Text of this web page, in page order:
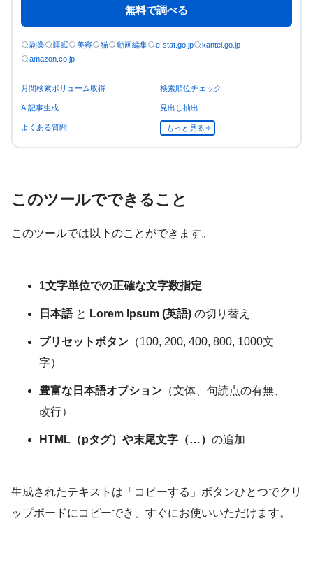
無料で調べる
副業 睡眠 美容 猫 動画編集 e-stat.go.jp
kantei.go.jp
amazon.co.jp
月間検索ボリューム取得 検索順位チェック
AI記事生成 見出し抽出
よくある質問 もっと見る
このツールでできること
このツールでは以下のことができます。
1文字単位での正確な文字数指定
日本語と Lorem Ipsum (英語) の切り替え
プリセットボタン （100, 200, 400, 800, 1000文
字）
豊富な日本語オプション （文体、句読点の有無、
改行）
HTML（pタグ）や末尾文字（…） の追加
生成されたテキストは「コピーする」ボタンひとつでクリ
ップボードにコピーでき、すぐにお使いいただけます。